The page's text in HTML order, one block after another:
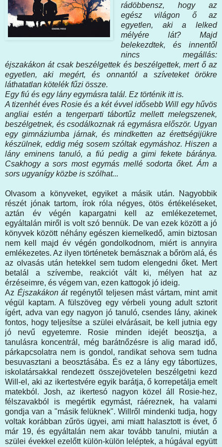
rádöbbensz, hogy az
egész világon ő az
egyetlen, aki a lelked
mélyére lát? Majd
belekezdtek, és innentől
nincs megállás:
éjszakákon át csak beszélgettek és beszélgettek, mert ő az
egyetlen, aki megért, és onnantól a szíveteket örökre
láthatatlan kötelék fűzi össze.
Egy fiú és egy lány egymásra talál. Ez történik itt is.
A tizenhét éves Rosie és a két évvel idősebb Will egy hűvös
angliai estén a tengerparti tábortűz mellett melegszenek,
beszélgetnek, és csodálkoznak rá egymásra először. Ugyan
egy gimnáziumba járnak, és mindketten az érettségijükre
készülnek, eddig még sosem szóltak egymáshoz. Hiszen a
lány eminens tanuló, a fiú pedig a gimi fekete báránya.
Csakhogy a sors most egymás mellé sodorta őket. Ám a
sors ugyanígy közbe is szólhat...
Olvasom a könyveket, egyiket a másik után. Nagyobbik
részét jónak tartom, írok róla négyes, ötös értékeléseket,
aztán év végén kapargatni kell az emlékezetemet,
egyáltalán miről is volt szó bennük. De van ezek között a jó
könyvek között néhány egészen kiemelkedő, amin biztosan
nem kell majd év végén gondolkodnom, miért is annyira
emlékezetes. Az ilyen történetek bemásznak a bőröm alá, és
az olvasás után hetekkel sem tudom elengedni őket. Mert
betalál a szívembe, reakciót vált ki, mélyen hat az
érzéseimre, és végem van, ezen kattogok jó ideig.
Az Éjszakákon átregénytől teljesen mást vártam, mint amit
végül kaptam. A fülszöveg egy vérbeli young adult sztorit
ígért, adva van egy nagyon jó tanuló, csendes lány, akinek
fontos, hogy teljesítse a szülei elvárásait, be kell jutnia egy
jó nevű egyetemre. Rosie minden idejét beosztja, a
tanulásra koncentrál, még barátnőzésre is alig marad idő,
párkapcsolatra nem is gondol, randikat sehova sem tudna
besuvasztani a beosztásába. És ez a lány egy tábortüzes,
iskolatársakkal rendezett összejövetelen beszélgetni kezd
Will-el, aki az ikertestvére egyik barátja, ő korrepetálja emelt
matekból. Josh, az ikertesó nagyon közel áll Rosie-hez,
félszavakból is megértik egymást, ráéreznek, ha valami
gondja van a "másik felüknek". Willről mindenki tudja, hogy
voltak korábban zűrös ügyei, ami miatt halasztott is évet, ő
már 19, és egyáltalán nem akar tovább tanulni, miután a
szülei évekkel ezelőtt külön-külön leléptek, a húgával együtt